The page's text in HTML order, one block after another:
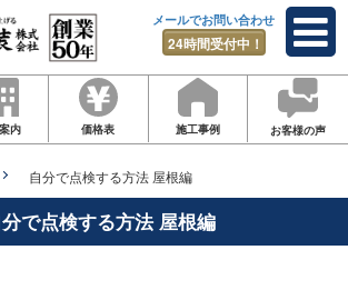
メールでお問い合わせ
24時間受付中！
内 価格表 施工事例 お客様の声
自分で点検する方法 屋根編
で点検する方法 屋根編